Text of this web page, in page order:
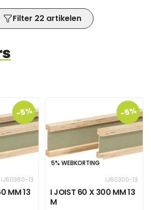
Filter 22 artikelen
-5%
IJ60360-13
MM 13
-5%
5% WEBKORTING
IJ60300-13
I JOIST 60 X 300 MM 13
M